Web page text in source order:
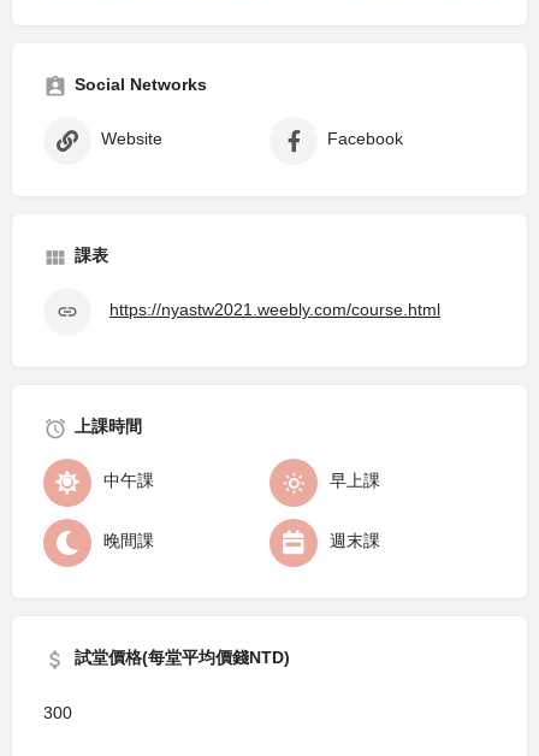
Social Networks
Website Facebook
課表
https://nyastw2021.weebly.com/course.html
上課時間
中午課 早上課
晚間課 週末課
試堂價格(每堂平均價錢NTD)
300